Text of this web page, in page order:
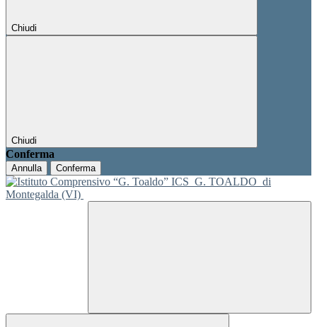
Chiudi
Chiudi
Conferma
Annulla Conferma
ICS G. TOALDO di
Montegalda (VI)